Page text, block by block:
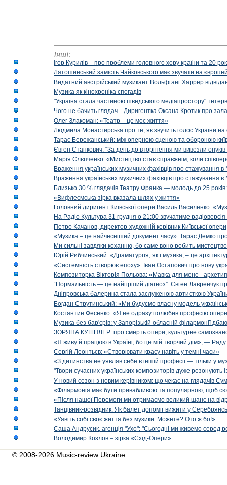
Інші:
Ігор Курилів – про проблеми головного хору країни та 20
Лятошинський замість Чайковського має звучати на
Видатний австрійський музикант Вольфганг Харрер
Музика як кінохроніка спогадів
"Україна стала частиною шведського медіапростору":
Чого не бачить глядач... Диригентка Оксана Кротик про
Олег Злакоман: «Театр – це моє життя»
Людмила Монастирська про те, як звучить голос України на
Тарас Бережанський: між оперною сценою та обороною
Євген Станкович: “За день до вторгнення ми вивезли онуків
Марія Слєпченко: «Мистецтво стає справжнім, коли
Враження українських музичних фахівців про стажування
Враження українських музичних фахівців про стажування
Близько 30 % глядачів Театру Франка — молодь до 25
«Вифлеємська зірка вказала шлях у життя»
Головний диригент Київської опери Василь Василенко:
На Радіо Культура 31 грудня о 21:00 звучатиме
Петро Качанов, директор-художній керівник Київської опери
«Музика – це найчесніший документ часу»: Тарас Демко
Ми сильні завдяки коханню, бо саме воно робить
Юрій Рибчинський: «Драматургія, як і музика, – це
«Системність створює епоху»: Іван Остапович про нову
Композиторка Вікторія Польова: «Мавка для мене -
“Нормальність — це найгірший діагноз”: Євген Лавренчук
Дніпровська балерина стала заслуженою артисткою
Богдан Струтинський: «Ми будуємо власну модель
Костянтин Фесенко: «Я не одразу полюбив професію
Музика без бар'єрів: у Запорізькій обласній філармонії
ЗОРЯНА КУШПЛЕР: про смерть опери, культурне
«Я живу й працюю в Україні, бо це мій творчий дім», — Раду
Сергій Леонтьєв: «Створювати красу навіть у темні часи»
«З дитинства не уявляв себе в іншій професії — тільки у
"Твори сучасних українських композиторів дуже резонують
У новий сезон з новим керівником: що чекає на глядачів
«Філармонія має бути привабливою та популярною, щоб
«Після нашої Перемоги ми отримаємо великий шанс на
Танцівник-розвідник. Як балет допоміг вижити у
«Уявіть собі своє життя без музики. Можете? Ото ж бо!»
Саша Андрусик, агенція "Ухо": "Сьогодні ми живемо серед
Володимир Козлов – зірка «Схід-Опери»
© 2008-2026 Music-review Ukraine